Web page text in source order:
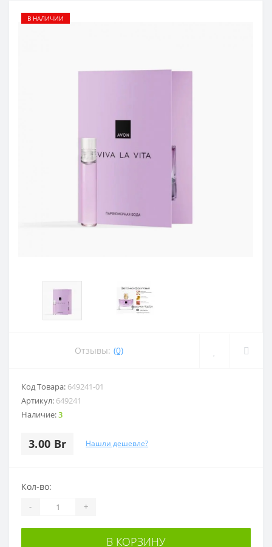
В НАЛИЧИИ
Отзывы: (0)
Код Товара: 649241-01
Артикул: 649241
Наличие:3
3.00 Br Нашли дешевле?
Кол-во:
- +
В КОРЗИНУ